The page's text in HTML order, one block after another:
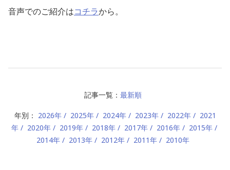
音声でのご紹介はコチラから。
記事一覧： 最新順
年別： 2026年 2025年 2024年 2023年 2022年
2021
年
2020年 2019年 2018年 2017年 2016年
2015年
2014年
2013年 2012年 2011年 2010年